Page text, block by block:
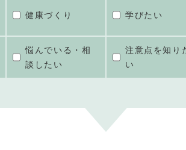
健康づくり 学びたい
悩んでいる・相
談したい
注意点を知り
い